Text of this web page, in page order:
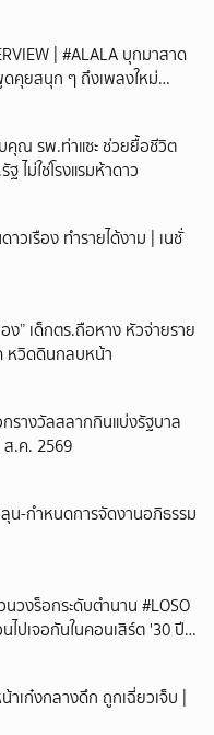
| #ALALA บุกมาสาด
คุยสนุก ๆ ถึงเพลงใหม่
คุณ รพ.ท่าแซะ ช่วยยื้อชีวิต
ไม่ใช่โรงแรมห้าดาว
วเรือง ทำรายได้งาม | เนชั่
ง” เด็กตร.ถือหาง หัวจ่ายราย
หวิดดินกลบหน้า
รางวัลสลากกินแบ่งรัฐบาล
.ค. 2569
น-กำหนดการจัดงานอภิธรรม
วงร็อกระดับตำนาน #LOSO
ปเจอกันในคอนเสิร์ต '30 ปี
เก๋งกลางดึก ถูกเฉี่ยวเจ็บ |